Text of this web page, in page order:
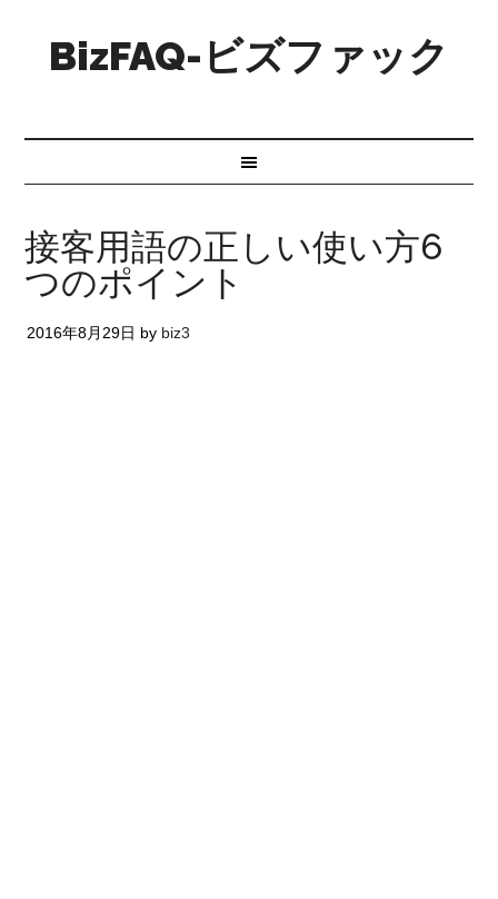
BizFAQ-ビズファック
接客用語の正しい使い方6
つのポイント
2016年8月29日 by biz3